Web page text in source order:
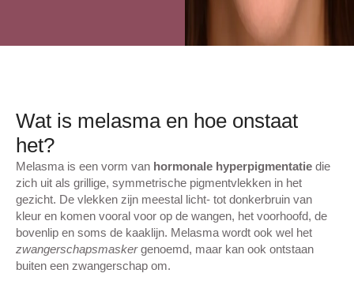
Wat is melasma en hoe onstaat
het?
Melasma is een vorm van hormonale hyperpigmentatie die
zich uit als grillige, symmetrische pigmentvlekken in het
gezicht. De vlekken zijn meestal licht- tot donkerbruin van
kleur en komen vooral voor op de wangen, het voorhoofd, de
bovenlip en soms de kaaklijn. Melasma wordt ook wel het
zwangerschapsmaskergenoemd, maar kan ook ontstaan
buiten een zwangerschap om.